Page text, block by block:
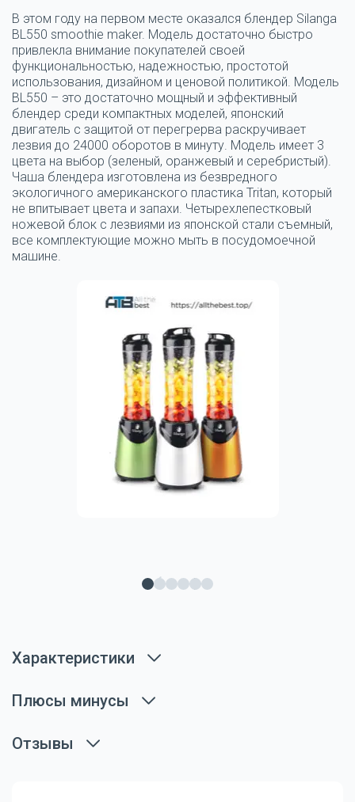
В этом году на первом месте оказался блендер Silanga
BL550 smoothie maker. Модель достаточно быстро
привлекла внимание покупателей своей
функциональностью, надежностью, простотой
использования, дизайном и ценовой политикой. Модель
BL550 – это достаточно мощный и эффективный
блендер среди компактных моделей, японский
двигатель с защитой от перегрерва раскручивает
лезвия до 24000 оборотов в минуту. Модель имеет 3
цвета на выбор (зеленый, оранжевый и серебристый).
Чаша блендера изготовлена из безвредного
экологичного американского пластика Tritan, который
не впитывает цвета и запахи. Четырехлепестковый
ножевой блок с лезвиями из японской стали съемный,
все комплектующие можно мыть в посудомоечной
машине.
Характеристики
Плюсы минусы
Отзывы